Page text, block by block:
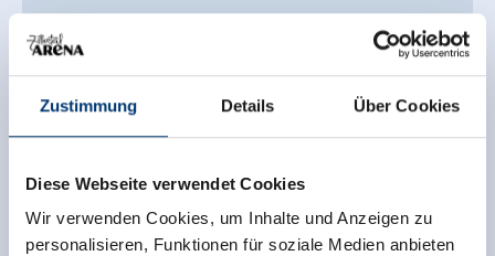
Zustimmung Details Über Cookies
Diese Webseite verwendet Cookies
Wir verwenden Cookies, um Inhalte und Anzeigen zu
personalisieren, Funktionen für soziale Medien anbieten
Links
Homepage